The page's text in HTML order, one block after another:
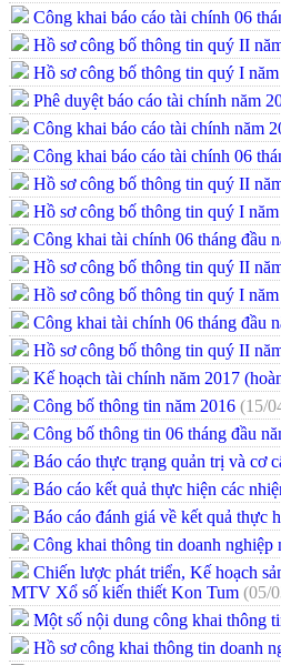
Công khai báo cáo tài chính 06
Hồ sơ công bố thông tin quý II
Hồ sơ công bố thông tin quý I
Phê duyệt báo cáo tài chính năm
Công khai báo cáo tài chính năm
Công khai báo cáo tài chính 06
Hồ sơ công bố thông tin quý II
Hồ sơ công bố thông tin quý I
Công khai tài chính 06 tháng đầu
Hồ sơ công bố thông tin quý II
Hồ sơ công bố thông tin quý I
Công khai tài chính 06 tháng đầu
Hồ sơ công bố thông tin quý II
Kế hoạch tài chính năm 2017
Công bố thông tin năm 2016 (15/
Công bố thông tin 06 tháng đầu
Báo cáo thực trạng quản trị và cơ
Báo cáo kết quả thực hiện các
Báo cáo đánh giá về kết quả thực
Công khai thông tin doanh nghiệp
Chiến lược phát triển, Kế hoạch
MTV Xổ số kiến thiết Kon Tum (05/
Một số nội dung công khai thông
Hồ sơ công khai thông tin doanh